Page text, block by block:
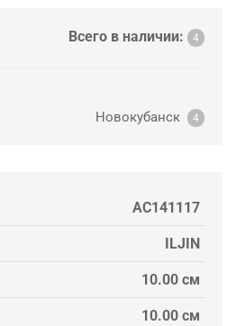
Всего в наличии: 4
Новокубанск 4
AC141117
ILJIN
10.00 см
10.00 см